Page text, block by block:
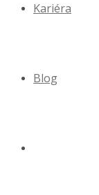
Kariéra
Blog